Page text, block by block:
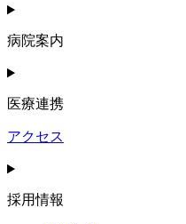
病院案内
医療連携
アクセス
採用情報